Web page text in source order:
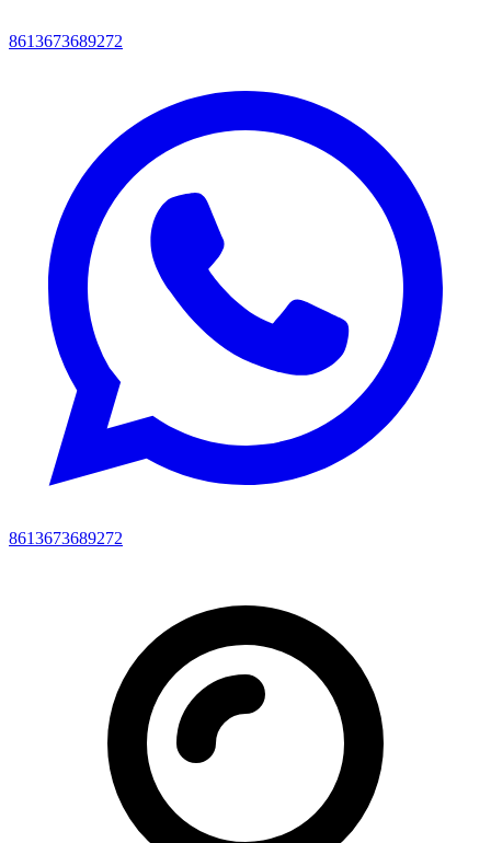
8613673689272
8613673689272